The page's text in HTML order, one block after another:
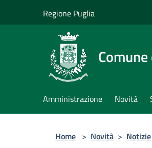
Regione Puglia
Amministrazione Novità
Home > Novità > Notizie